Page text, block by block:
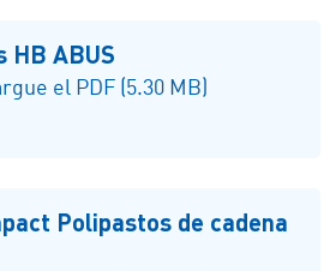
HB ABUS
el PDF (5.30 MB)
Polipastos de cadena